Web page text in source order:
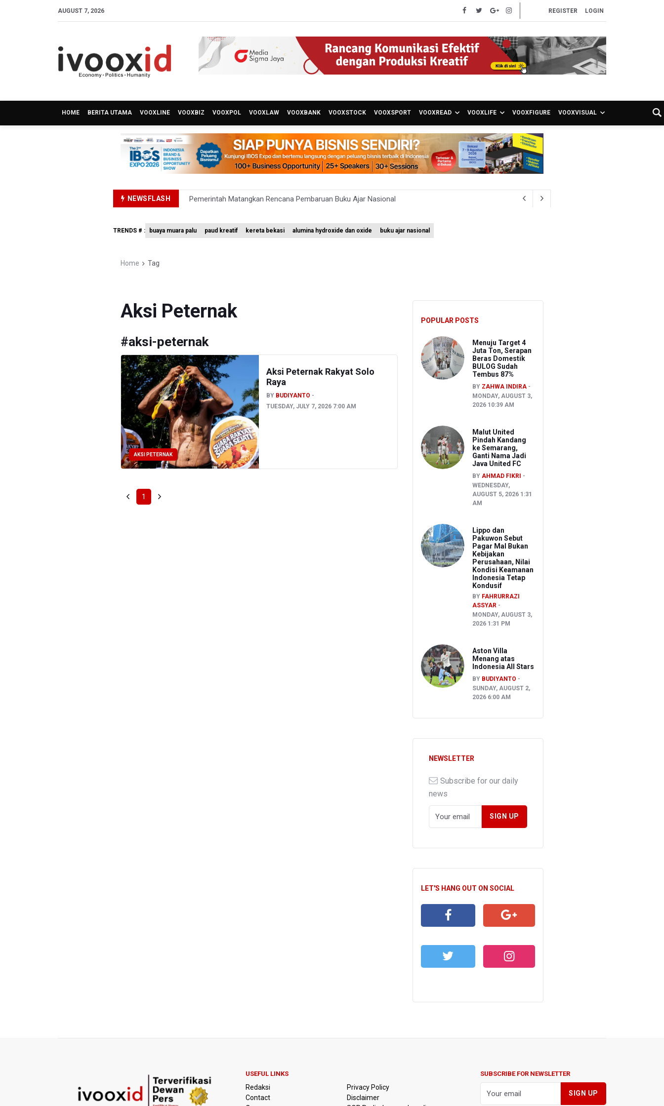
AUGUST 7, 2026 REGISTER LOGIN
HOME BERITA UTAMA VOOXLINE VOOXBIZ VOOXPOL VOOXLAW VOOXBANK VOOXSTOCK VOOXSPORT VOOXREAD VOOXLIFE VOOXFIGURE VOOXVISUAL
NEWSFLASH
Pemerintah Matangkan Rencana Pembaruan Buku Ajar Nasional
Menkomdigi Sebut Kehadiran AI Factory Perkuat Posisi Indonesia
TRENDS # : buaya muara palu paud kreatif kereta bekasi alumina hydroxide dan oxide buku ajar nasional
Home Tag
Aksi Peternak
#aksi-peternak
AKSI PETERNAK
Aksi Peternak Rakyat Solo
Raya
BY BUDIYANTO
TUESDAY, JULY 7, 2026 7:00 AM
1
POPULAR POSTS
Menuju Target 4
Juta Ton, Serapan
Beras Domestik
BULOG Sudah
Tembus 87%
BY ZAHWA INDIRA
MONDAY, AUGUST 3,
2026 10:39 AM
Malut United
Pindah Kandang
ke Semarang,
Ganti Nama Jadi
Java United FC
BY AHMAD FIKRI
WEDNESDAY,
AUGUST 5, 2026 1:31
AM
Lippo dan
Pakuwon Sebut
Pagar Mal Bukan
Kebijakan
Perusahaan, Nilai
Kondisi Keamanan
Indonesia Tetap
Kondusif
BY FAHRURRAZI
ASSYAR
MONDAY, AUGUST 3,
2026 1:31 PM
Aston Villa
Menang atas
Indonesia All Stars
BY BUDIYANTO
SUNDAY, AUGUST 2,
2026 6:00 AM
NEWSLETTER
Subscribe for our daily
news
LET'S HANG OUT ON SOCIAL
USEFUL LINKS
Redaksi
Contact
Privacy Policy
Disclaimer
SUBSCRIBE FOR NEWSLETTER